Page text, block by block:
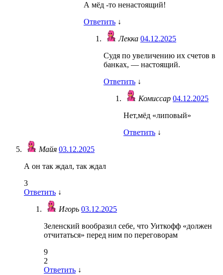
А мёд -то ненастоящий!
Ответить ↓
Лекка 04.12.2025
Судя по увеличению их счетов в
банках, — настоящий.
Ответить ↓
Комиссар 04.12.2025
Нет,мёд «липовый»
Ответить ↓
Майя 03.12.2025
А он так ждал, так ждал
3
Ответить ↓
Игорь 03.12.2025
Зеленский вообразил себе, что Уиткофф «должен
отчитаться» перед ним по переговорам
9
2
Ответить ↓